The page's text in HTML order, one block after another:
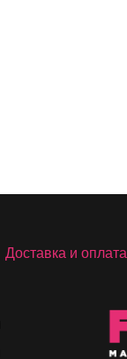
Доставка и оплата